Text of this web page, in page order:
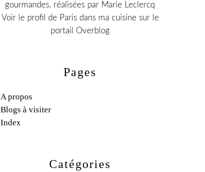
Catégories
Pages
A propos
Blogs à visiter
Index
gourmandes, réalisées par Marie Leclercq
Voir le profil de Paris dans ma cuisine sur le
portail Overblog